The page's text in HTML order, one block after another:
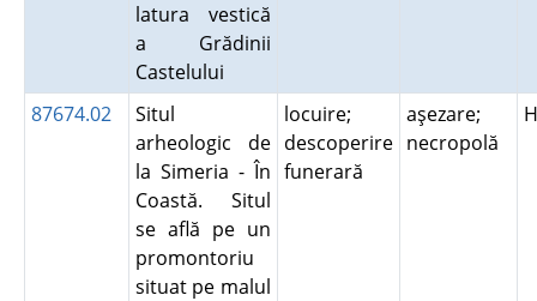
latura vestică
a Grădinii
Castelului
87674.02
Situl
arheologic de
la Simeria - În
Coastă. Situl
se află pe un
promontoriu
situat pe malul
locuire;
descoperire
funerară
aşezare;
necropolă